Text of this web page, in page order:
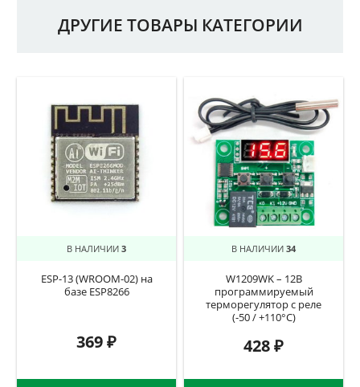
ДРУГИЕ ТОВАРЫ КАТЕГОРИИ
В НАЛИЧИИ 3
ESP-13 (WROOM-02) на
базе ESP8266
369₽
В НАЛИЧИИ 34
W1209WK – 12В
программируемый
терморегулятор с реле
(-50 / +110°C)
428₽